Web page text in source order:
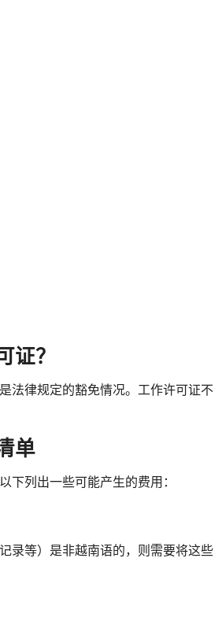
证？
法律规定的豁免情况。工作许可证不
单
下列出一些可能产生的费用：
录等）是非越南语的，则需要将这些